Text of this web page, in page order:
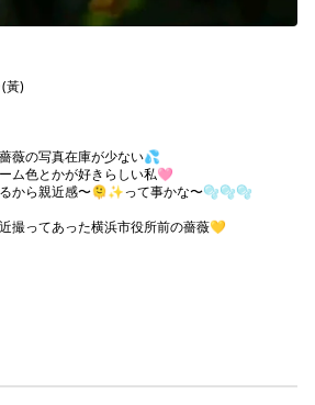
黃)
薇の写真在庫が少ない💦
ム色とかが好きらしい私🩷
から親近感〜🫠✨️って事かな〜🫧🫧🫧
撮ってあった横浜市役所前の薔薇💛